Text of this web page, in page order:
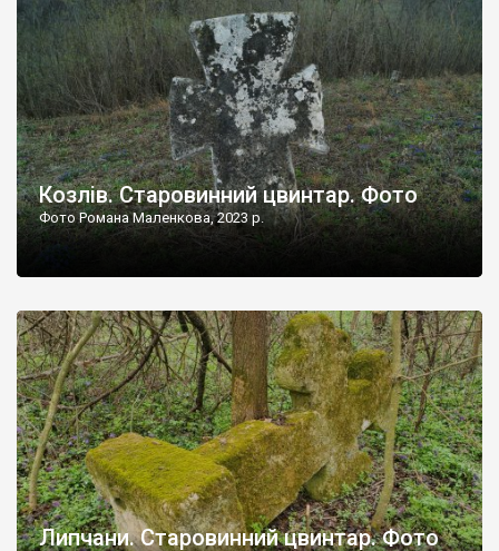
Козлів. Старовинний цвинтар. Фото
Фото Романа Маленкова, 2023 р.
Липчани. Старовинний цвинтар. Фото